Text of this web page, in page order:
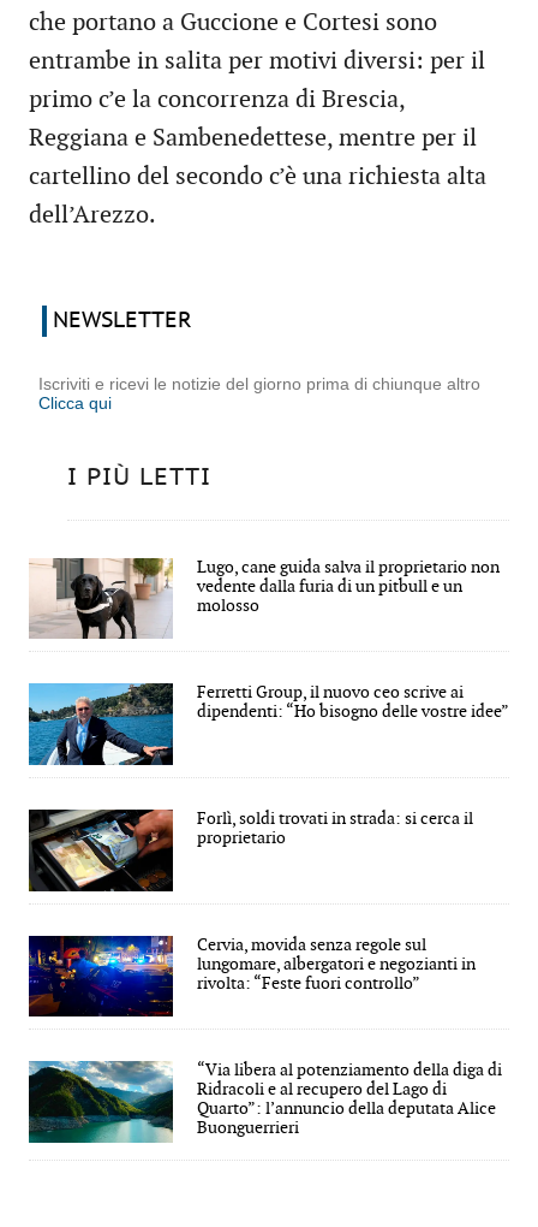
che portano a Guccione e Cortesi sono
entrambe in salita per motivi diversi: per il
primo c’e la concorrenza di Brescia,
Reggiana e Sambenedettese, mentre per il
cartellino del secondo c’è una richiesta alta
dell’Arezzo.
NEWSLETTER
Iscriviti e ricevi le notizie del giorno prima di chiunque altro
Clicca qui
I PIÙ LETTI
Lugo, cane guida salva il proprietario non
vedente dalla furia di un pitbull e un
molosso
Ferretti Group, il nuovo ceo scrive ai
dipendenti: “Ho bisogno delle vostre idee”
Forlì, soldi trovati in strada: si cerca il
proprietario
Cervia, movida senza regole sul
lungomare, albergatori e negozianti in
rivolta: “Feste fuori controllo”
“Via libera al potenziamento della diga di
Ridracoli e al recupero del Lago di
Quarto”: l’annuncio della deputata Alice
Buonguerrieri